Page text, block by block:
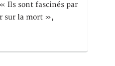
Ils sont fascinés par
sur la mort »,